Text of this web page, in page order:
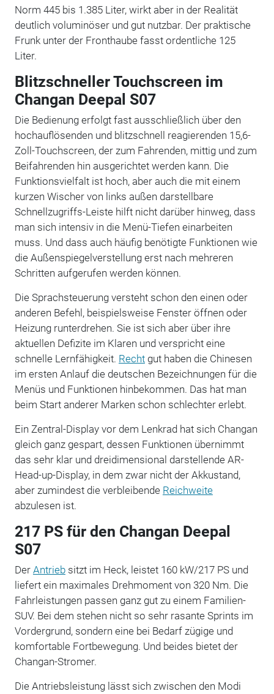
Norm 445 bis 1.385 Liter, wirkt aber in der Realität
deutlich voluminöser und gut nutzbar. Der praktische
Frunk unter der Fronthaube fasst ordentliche 125
Liter.
Blitzschneller Touchscreen im
Changan Deepal S07
Die Bedienung erfolgt fast ausschließlich über den
hochauflösenden und blitzschnell reagierenden 15,6-
Zoll-Touchscreen, der zum Fahrenden, mittig und zum
Beifahrenden hin ausgerichtet werden kann. Die
Funktionsvielfalt ist hoch, aber auch die mit einem
kurzen Wischer von links außen darstellbare
Schnellzugriffs-Leiste hilft nicht darüber hinweg, dass
man sich intensiv in die Menü-Tiefen einarbeiten
muss. Und dass auch häufig benötigte Funktionen wie
die Außenspiegelverstellung erst nach mehreren
Schritten aufgerufen werden können.
Die Sprachsteuerung versteht schon den einen oder
anderen Befehl, beispielsweise Fenster öffnen oder
Heizung runterdrehen. Sie ist sich aber über ihre
aktuellen Defizite im Klaren und verspricht eine
schnelle Lernfähigkeit. Rechtgut haben die Chinesen
im ersten Anlauf die deutschen Bezeichnungen für die
Menüs und Funktionen hinbekommen. Das hat man
beim Start anderer Marken schon schlechter erlebt.
Ein Zentral-Display vor dem Lenkrad hat sich Changan
gleich ganz gespart, dessen Funktionen übernimmt
das sehr klar und dreidimensional darstellende AR-
Head-up-Display, in dem zwar nicht der Akkustand,
aber zumindest die verbleibende Reichweite
abzulesen ist.
217 PS für den Changan Deepal
S07
Der Antriebsitzt im Heck, leistet 160 kW/217 PS und
liefert ein maximales Drehmoment von 320 Nm. Die
Fahrleistungen passen ganz gut zu einem Familien-
SUV. Bei dem stehen nicht so sehr rasante Sprints im
Vordergrund, sondern eine bei Bedarf zügige und
komfortable Fortbewegung. Und beides bietet der
Changan-Stromer.
Die Antriebsleistung lässt sich zwischen den Modi